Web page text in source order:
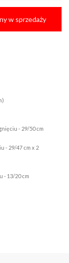
w sprzedaży
- 29/50 cm
- 29/47 cm x 2
- 13/20 cm